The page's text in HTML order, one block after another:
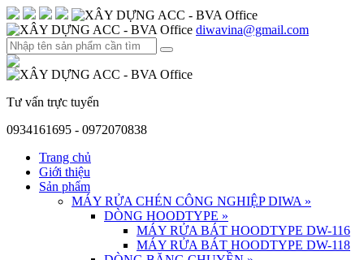
diwavina@gmail.com
Tư vấn trực tuyến
0934161695 - 0972070838
Trang chủ
Giới thiệu
Sản phẩm
MÁY RỬA CHÉN CÔNG NGHIỆP DIWA »
DÒNG HOODTYPE »
MÁY RỬA BÁT HOODTYPE DW-116
MÁY RỬA BÁT HOODTYPE DW-118